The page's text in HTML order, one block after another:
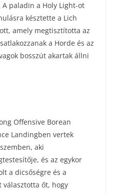
paladin a Holy Light-ot
késztette a Lich
amely megtisztította az
a Horde és az
bosszút akartak állni
Offensive Borean
Landingben vertek
aki
és az egykor
a dicsőségre és a
őt, hogy